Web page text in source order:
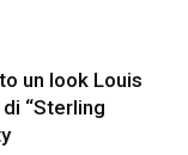
un look Louis
“Sterling